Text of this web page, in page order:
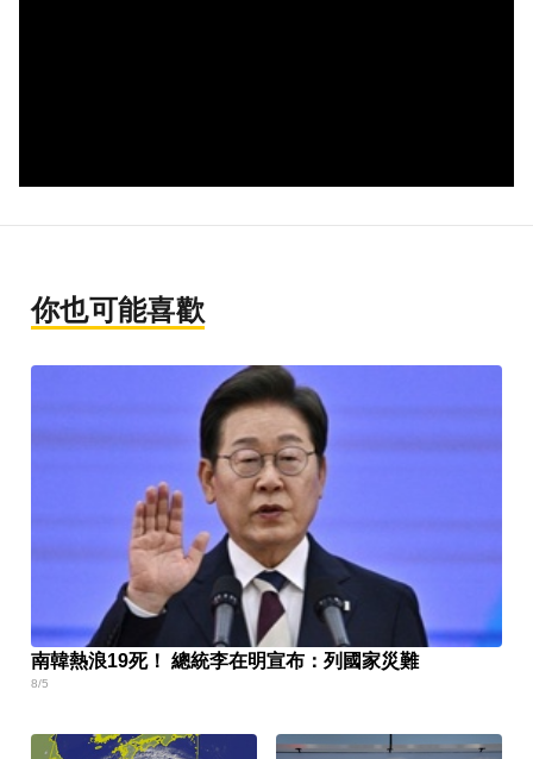
你也可能喜歡
南韓熱浪19死！ 總統李在明宣布：列國家災難
8/5